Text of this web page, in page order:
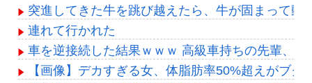
突進してきた牛を跳び越えたら、牛が固まって
連れて行かれた
車を逆接続した結果ｗｗｗ 高級車持ちの先輩、
【画像】デカすぎる女、体脂肪率50%超えがブク